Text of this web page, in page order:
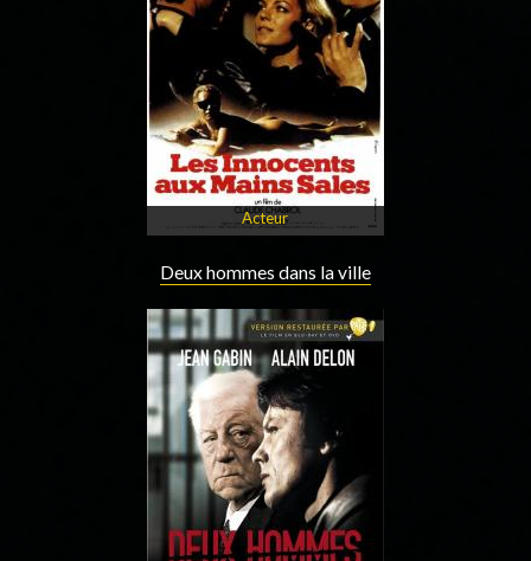
Acteur
Deux hommes dans la ville